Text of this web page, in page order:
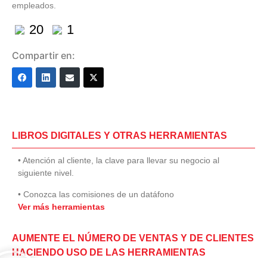
empleados.
20 1
Compartir en:
LIBROS DIGITALES Y OTRAS HERRAMIENTAS
• Atención al cliente, la clave para llevar su negocio al
siguiente nivel.
• Conozca las comisiones de un datáfono
Ver más herramientas
AUMENTE EL NÚMERO DE VENTAS Y DE CLIENTES
HACIENDO USO DE LAS HERRAMIENTAS